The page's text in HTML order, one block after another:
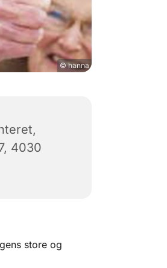
© hanna
4030
store og